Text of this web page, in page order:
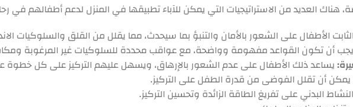
هناك العديد من الاستراتيجيات التي يمكن للآباء تطبيقها في المنزل لدعم أطفالهم في
الأطفال على الشعور بالأمان والتنبؤ بما سيحدث، مما يقلل من القلق والسلوكيات
يجب أن تكون القواعد مفهومة وواضحة، مع عواقب محددة للسلوكيات غير المرغوبة
يساعد ذلك الأطفال على عدم الشعور بالإرهاق، ويسهل عليهم التركيز على كل خطوة
يمكن أن تقلل الفوضى من قدرة الطفل على التركيز.
البدني على تفريغ الطاقة الزائدة وتحسين التركيز.